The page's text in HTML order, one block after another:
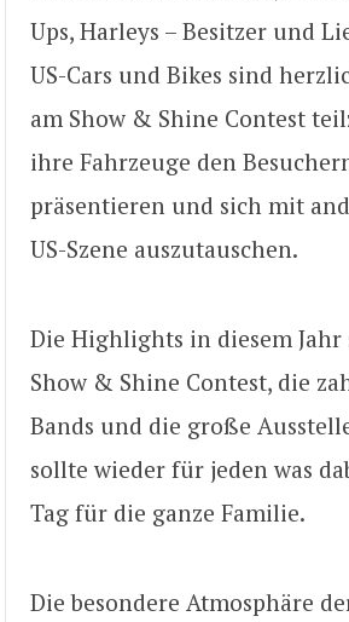
Ups, Harleys – Besitzer und
US-Cars und Bikes sind
am Show & Shine Contest
ihre Fahrzeuge den
präsentieren und sich mit
US-Szene auszutauschen.
Die Highlights in diesem
Show & Shine Contest, die
Bands und die große
sollte wieder für jeden was
Tag für die ganze Familie.
Die besondere Atmosphäre